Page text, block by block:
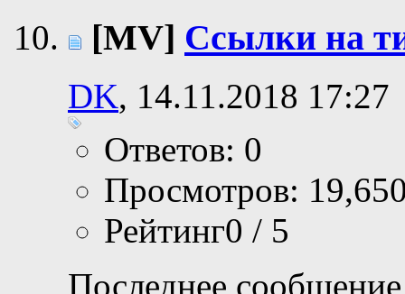
[MV] Ссылки на
DK, 14.11.2018 17:27
Ответов: 0
Просмотров:
Рейтинг0 / 5
Последнее